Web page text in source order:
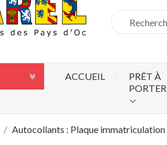
ACCUEIL
PRÊT À
PORTER
Autocollants : Plaque immatriculation